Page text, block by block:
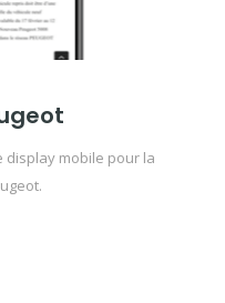
display mobile pour la